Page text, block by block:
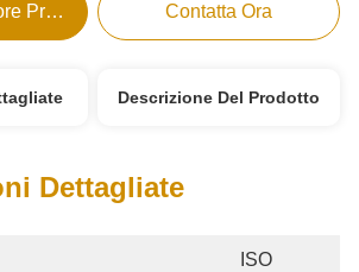
Prezzo Contatta Ora
Descrizione Del Prodotto
Dettagliate
ISO